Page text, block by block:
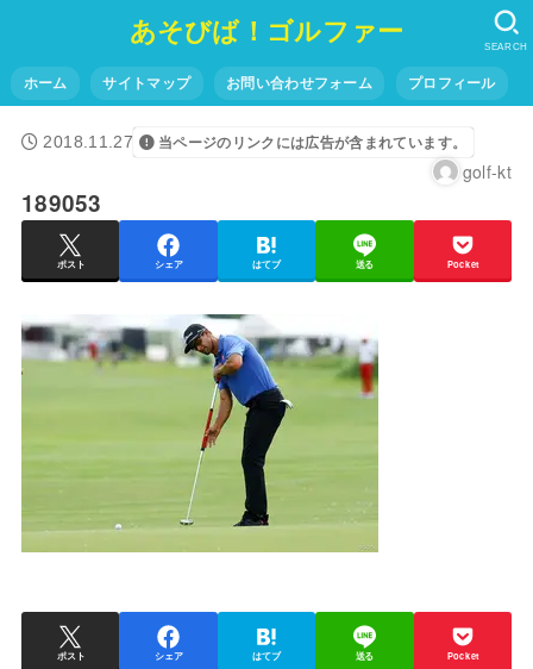
あそびば！ゴルファー
ホーム サイトマップ お問い合わせフォーム プロフィール
SEARCH
2018.11.27 当ページのリンクには広告が含まれています。
golf-kt
189053
ポスト シェア はてブ 送る Pocket
ポスト シェア はてブ 送る Pocket